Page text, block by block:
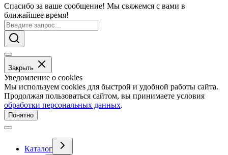
Спасибо за ваше сообщение! Мы свяжемся с вами в
ближайшее время!
Закрыть
Уведомление о cookies
Мы используем cookies для быстрой и удобной работы сайта.
Продолжая пользоваться сайтом, вы принимаете условия
обработки персональных данных.
Понятно
Каталог